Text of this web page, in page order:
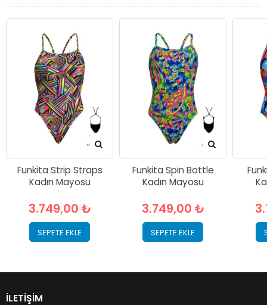
Funkita Strip Straps
Kadın Mayosu
3.749,00 ₺
SEPETE EKLE
Funkita Spin Bottle
Kadın Mayosu
3.749,00 ₺
SEPETE EKLE
İLETIŞIM